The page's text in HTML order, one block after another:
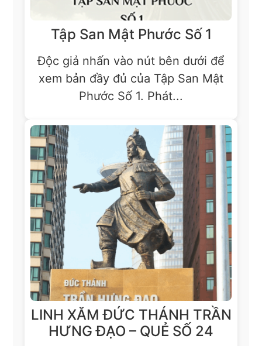
Tập San Mật Phước Số 1
Độc giả nhấn vào nút bên dưới để
xem bản đầy đủ của Tập San Mật
Phước Số 1. Phát...
LINH XĂM ĐỨC THÁNH TRẦN
HƯNG ĐẠO – QUẺ SỐ 24